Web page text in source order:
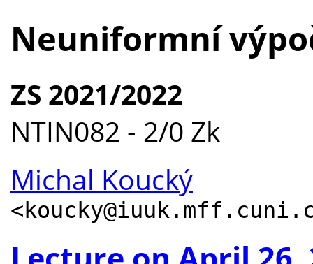
Neuniformní
ZS 2021/2022
NTIN082 - 2/0 Zk
Michal Koucký